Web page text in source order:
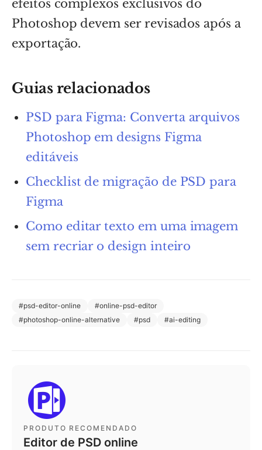
efeitos complexos exclusivos do
Photoshop devem ser revisados após a
exportação.
Guias relacionados
PSD para Figma: Converta arquivos
Photoshop em designs Figma
editáveis
Checklist de migração de PSD para
Figma
Como editar texto em uma imagem
sem recriar o design inteiro
#psd-editor-online #online-psd-editor
#photoshop-online-alternative #psd #ai-editing
PRODUTO RECOMENDADO
Editor de PSD online